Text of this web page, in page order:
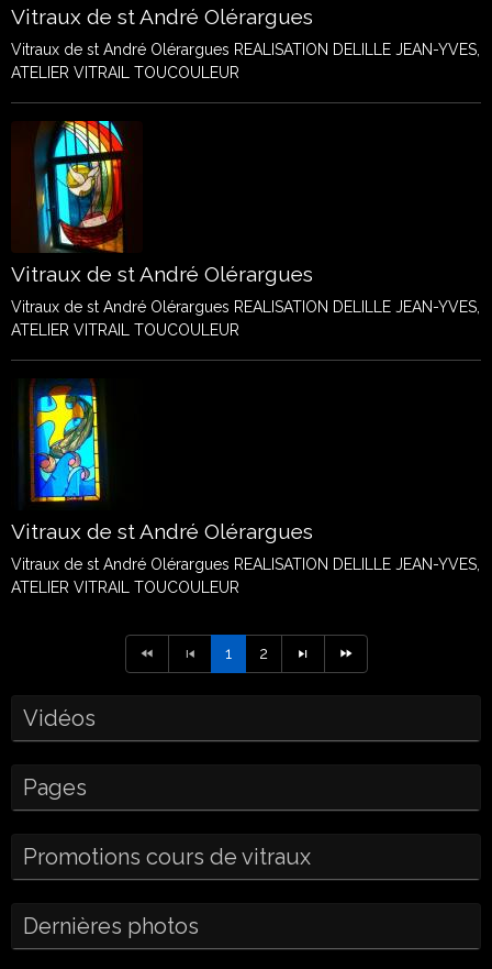
Vitraux de st André Olérargues
Vitraux de st André Olérargues REALISATION DELILLE JEAN-YVES,
ATELIER VITRAIL TOUCOULEUR
Vitraux de st André Olérargues
Vitraux de st André Olérargues REALISATION DELILLE JEAN-YVES,
ATELIER VITRAIL TOUCOULEUR
Vitraux de st André Olérargues
Vitraux de st André Olérargues REALISATION DELILLE JEAN-YVES,
ATELIER VITRAIL TOUCOULEUR
1 2
Vidéos
Pages
Promotions cours de vitraux
Dernières photos